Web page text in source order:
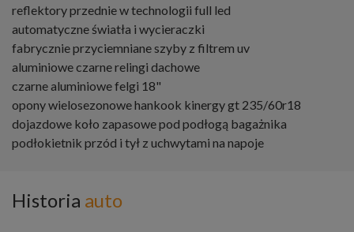
reflektory przednie w technologii full led
automatyczne światła i wycieraczki
fabrycznie przyciemniane szyby z filtrem uv
aluminiowe czarne relingi dachowe
czarne aluminiowe felgi 18"
opony wielosezonowe hankook kinergy gt 235/60r18
dojazdowe koło zapasowe pod podłogą bagażnika
podłokietnik przód i tył z uchwytami na napoje
Historia auto